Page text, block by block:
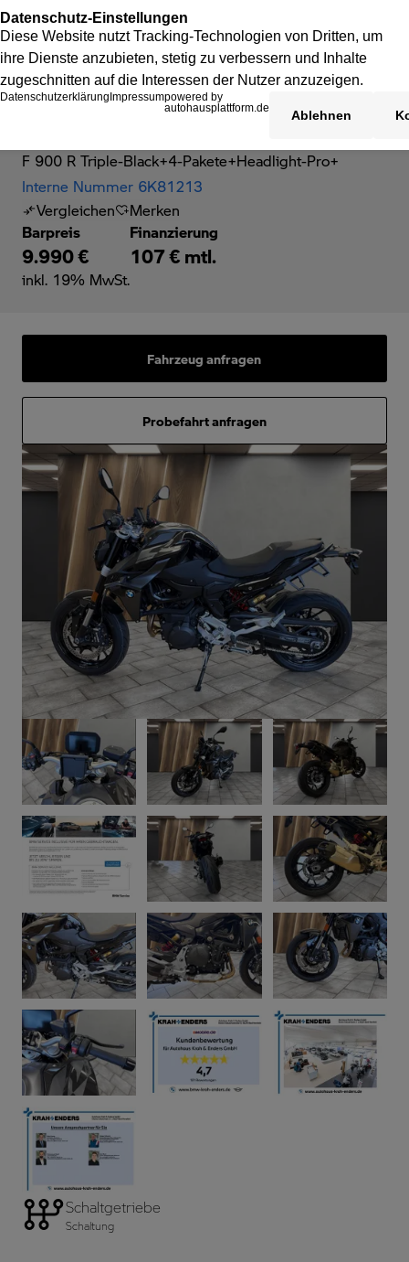
F 900 R Triple-Black+4-Pakete+Headlight-Pro+
Interne Nummer 6K81213
Vergleichen
Merken
Barpreis
9.990 €
inkl. 19% MwSt.
Finanzierung
107 € mtl.
Fahrzeug anfragen
Probefahrt anfragen
Schaltgetriebe
Schaltung